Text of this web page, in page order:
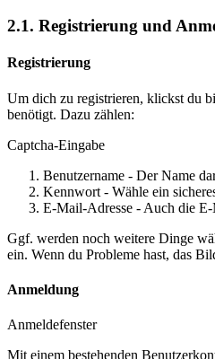
2.1. Registrierung und
Registrierung
Um dich zu registrieren, klickst du
benötigt. Dazu zählen:
Captcha-Eingabe
Benutzername - Der Name
Kennwort - Wähle ein
E-Mail-Adresse - Auch die
Ggf. werden noch weitere Dinge
ein. Wenn du Probleme hast, das
Anmeldung
Anmeldefenster
Mit einem bestehenden